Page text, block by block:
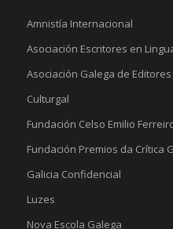
Amnistía Internacional
Asociación Escritores en
Asociación Galega de Editores
Culturgal
Fundación Celso Emilio
Fundación Premios da Crítica
Galicia Confidencial
Luzes
Nova Escola Galega